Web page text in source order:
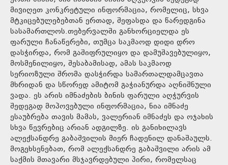
მივიღეთ კონკრეტული ინფორმაცია, რომელიც, სხვა
მტკიცებულებებთან ერთად, შეფასდა და წარედგინა
სასამართლოს.თებერვალში განხორციელდა ეს
ფარული ჩანაწერები, თუმცა საკმაოდ დიდი დრო
დასჭირდა, რომ გაშიფრულიყო და დამუშავებულიყო,
მოსმენილიყო, შესაბამისად, ამას საკმაოდ
სერიოზული შრომა დასჭირდა სამართალდამცავთა
მხრიდან და სწორედ ამიტომ გაჭიანურდა აღნიშნული
ვადა. ეს არის იმნაძების ბინის ფარული აღჭურვის
შედეგად მოპოვებული ინფორმაცია, ნია იმნაძე
ესაუბრება თავის მამას, ვალერიან იმნაძეს და ოჯახის
სხვა წევრებიც არიან ადგილზე. ის განიხილავს
ალექსანდრე გაბაშვილის მიერ ჩადენილ დანაშაულს.
მოგეხსენებათ, რომ ალექსანდრე გაბაშვილი არის ამ
საქმის მთავარი მსჯავრდებული პირი, რომელსაც